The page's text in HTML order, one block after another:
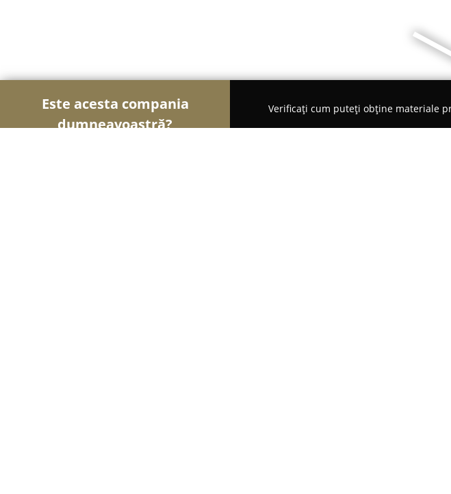
Este acesta compania
dumneavoastră?
Verificați cum puteți obține materiale